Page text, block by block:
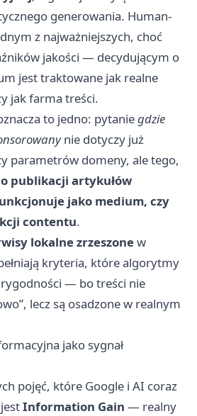
generowania. Human-
z najważniejszych, choć
jakości — decydującym o
jest traktowane jak realne
jak farma treści.
to jedno: pytaniegdzie
nie dotyczy już
parametrów domeny, ale tego,
publikacji artykułów
jako medium, czy
contentu.
lokalne zrzeszonew
kryteria, które algorytmy
— bo treści nie
lecz są osadzone w realnym
jako sygnał
pojęć, które Google i AI coraz
Information Gain — realny